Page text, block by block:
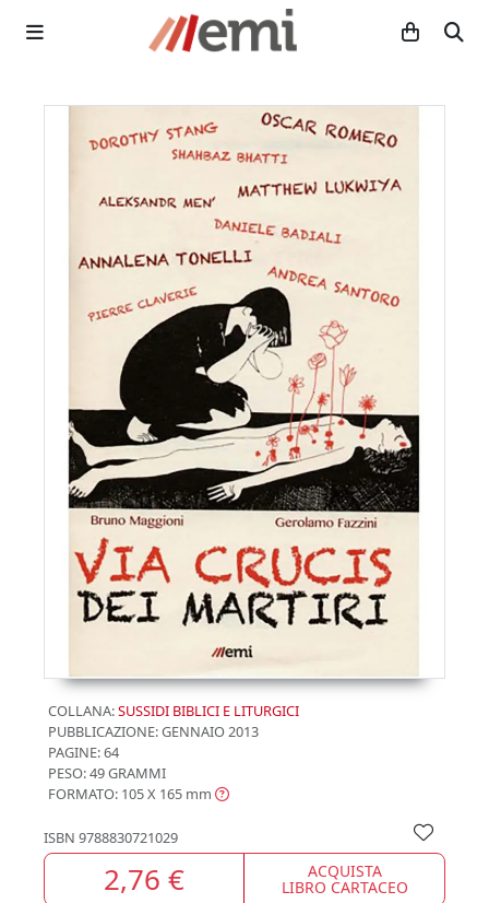
COLLANA:SUSSIDI BIBLICI E LITURGICI
PUBBLICAZIONE:GENNAIO 2013
PAGINE: 64
PESO: 49 GRAMMI
FORMATO: 105 X 165 mm
ISBN 9788830721029
2,76 € ACQUISTA
LIBRO CARTACEO